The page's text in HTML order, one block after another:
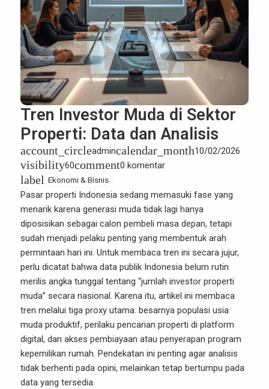
Tren Investor Muda di Sektor
Properti: Data dan Analisis
account_circleadmincalendar_month10/02/2026
visibility60comment0 komentar
label Ekonomi & Bisnis
Pasar properti Indonesia sedang memasuki fase yang
menarik karena generasi muda tidak lagi hanya
diposisikan sebagai calon pembeli masa depan, tetapi
sudah menjadi pelaku penting yang membentuk arah
permintaan hari ini. Untuk membaca tren ini secara jujur,
perlu dicatat bahwa data publik Indonesia belum rutin
merilis angka tunggal tentang “jumlah investor properti
muda” secara nasional. Karena itu, artikel ini membaca
tren melalui tiga proxy utama: besarnya populasi usia
muda produktif, perilaku pencarian properti di platform
digital, dan akses pembiayaan atau penyerapan program
kepemilikan rumah. Pendekatan ini penting agar analisis
tidak berhenti pada opini, melainkan tetap bertumpu pada
data yang tersedia.